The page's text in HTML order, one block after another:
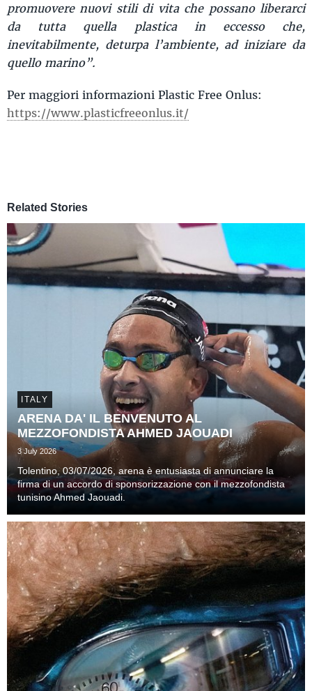
promuovere nuovi stili di vita che possano liberarci
da tutta quella plastica in eccesso che,
inevitabilmente, deturpa l’ambiente, ad iniziare da
quello marino”.
Per maggiori informazioni Plastic Free Onlus:
https://www.plasticfreeonlus.it/
Related Stories
ITALY
ARENA DA' IL BENVENUTO AL
MEZZOFONDISTA AHMED JAOUADI
3 July 2026
Tolentino, 03/07/2026, arena è entusiasta di annunciare la
firma di un accordo di sponsorizzazione con il mezzofondista
tunisino Ahmed Jaouadi.